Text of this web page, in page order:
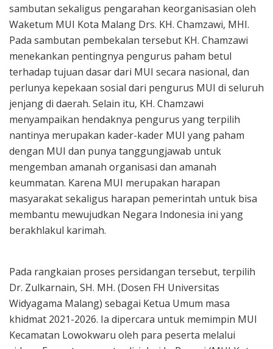
sambutan sekaligus pengarahan keorganisasian oleh
Waketum MUI Kota Malang Drs. KH. Chamzawi, MHI.
Pada sambutan pembekalan tersebut KH. Chamzawi
menekankan pentingnya pengurus paham betul
terhadap tujuan dasar dari MUI secara nasional, dan
perlunya kepekaan sosial dari pengurus MUI di seluruh
jenjang di daerah. Selain itu, KH. Chamzawi
menyampaikan hendaknya pengurus yang terpilih
nantinya merupakan kader-kader MUI yang paham
dengan MUI dan punya tanggungjawab untuk
mengemban amanah organisasi dan amanah
keummatan. Karena MUI merupakan harapan
masyarakat sekaligus harapan pemerintah untuk bisa
membantu mewujudkan Negara Indonesia ini yang
berakhlakul karimah.
Pada rangkaian proses persidangan tersebut, terpilih
Dr. Zulkarnain, SH. MH. (Dosen FH Universitas
Widyagama Malang) sebagai Ketua Umum masa
khidmat 2021-2026. Ia dipercara untuk memimpin MUI
Kecamatan Lowokwaru oleh para peserta melalui